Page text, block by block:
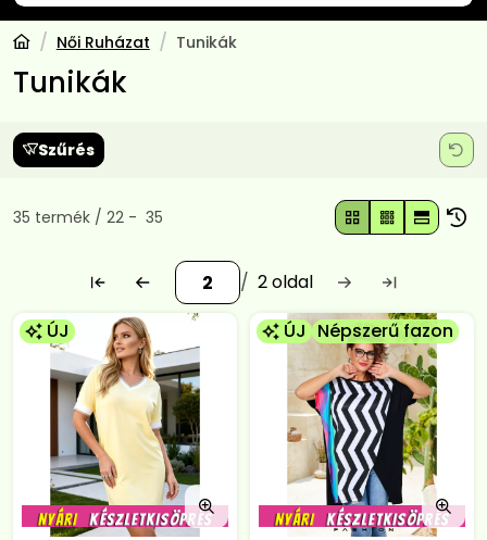
Női Ruházat Tunikák
Tunikák
Szűrés
Összes termék a kategóriában
35 termék 22 35
2
ÚJ
ÚJ Népszerű fazon